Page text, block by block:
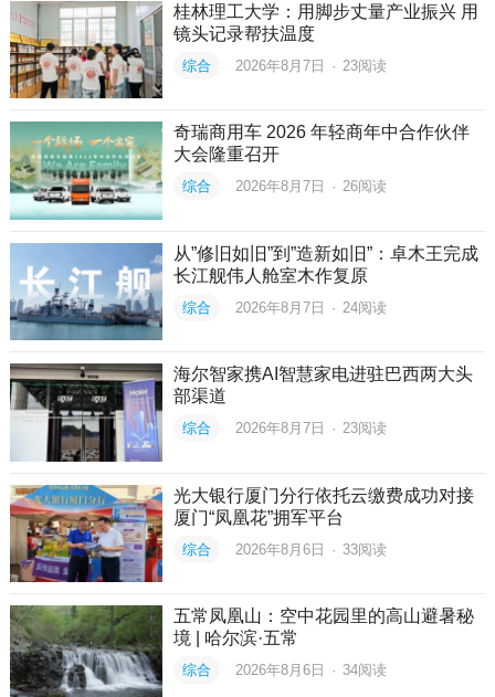
桂林理工大学：用脚步丈量产业振兴 用
镜头记录帮扶温度
综合 2026年8月7日 · 23阅读
奇瑞商用车 2026 年轻商年中合作伙伴
大会隆重召开
综合 2026年8月7日 · 26阅读
从”修旧如旧”到”造新如旧”：卓木王完成
长江舰伟人舱室木作复原
综合 2026年8月7日 · 24阅读
海尔智家携AI智慧家电进驻巴西两大头
部渠道
综合 2026年8月7日 · 23阅读
光大银行厦门分行依托云缴费成功对接
厦门“凤凰花”拥军平台
综合 2026年8月6日 · 33阅读
五常凤凰山：空中花园里的高山避暑秘
境 | 哈尔滨·五常
综合 2026年8月6日 · 34阅读